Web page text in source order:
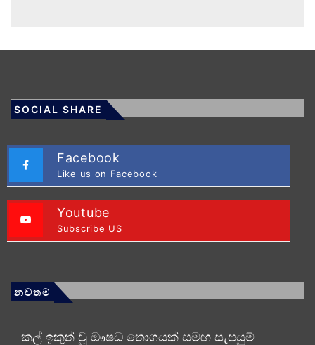
SOCIAL SHARE
Facebook
Like us on Facebook
Youtube
Subscribe US
නවතම
කල් ඉකුත් වූ ඖෂධ තොගයක් සමඟ සැපයුම්